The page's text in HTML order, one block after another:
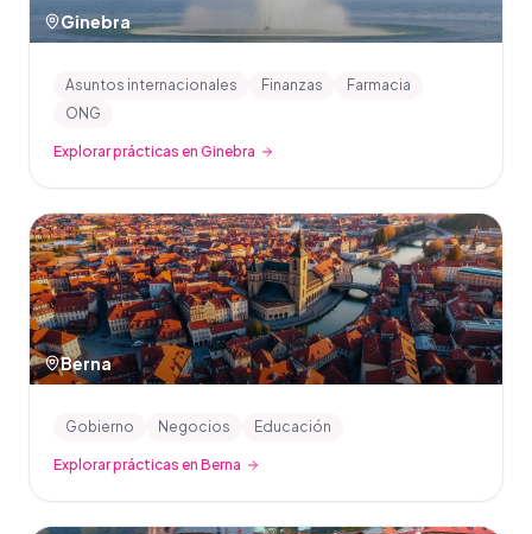
Ginebra
Asuntos internacionales Finanzas
Farmacia
ONG
Explorar prácticas en Ginebra
Berna
Gobierno Negocios Educación
Explorar prácticas en Berna